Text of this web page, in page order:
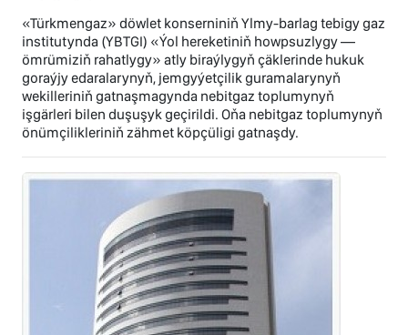
«Türkmengaz» döwlet konserniniň Ylmy-barlag tebigy gaz
institutynda (YBTGI) «Ýol hereketiniň howpsuzlygy —
ömrümiziň rahatlygy» atly biraýlygyň çäklerinde hukuk
goraýjy edaralarynyň, jemgyýetçilik guramalarynyň
wekilleriniň gatnaşmagynda nebitgaz toplumynyň
işgärleri bilen duşuşyk geçirildi. Oňa nebitgaz toplumynyň
önümçilikleriniň zähmet köpçüligi gatnaşdy.